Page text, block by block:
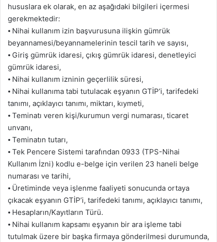
hususlara ek olarak, en az aşağıdaki bilgileri içermesi
gerekmektedir:
⦁ Nihai kullanım izin başvurusuna ilişkin gümrük
beyannamesi/beyannamelerinin tescil tarih ve sayısı,
⦁ Giriş gümrük idaresi, çıkış gümrük idaresi, denetleyici
gümrük idaresi,
⦁ Nihai kullanım izninin geçerlilik süresi,
⦁ Nihai kullanıma tabi tutulacak eşyanın GTİP’i, tarifedeki
tanımı, açıklayıcı tanımı, miktarı, kıymeti,
⦁ Teminatı veren kişi/kurumun vergi numarası, ticaret
unvanı,
⦁ Teminatın tutarı,
⦁ Tek Pencere Sistemi tarafından 0933 (TPS-Nihai
Kullanım İzni) kodlu e-belge için verilen 23 haneli belge
numarası ve tarihi,
⦁ Üretiminde veya işlenme faaliyeti sonucunda ortaya
çıkacak eşyanın GTİP’i, tarifedeki tanımı, açıklayıcı tanımı,
⦁ Hesapların/Kayıtların Türü.
⦁ Nihai kullanım kapsamı eşyanın bir ara işleme tabi
tutulmak üzere bir başka firmaya gönderilmesi durumunda,